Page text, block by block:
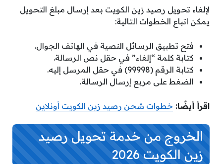
لإلغاء تحويل رصيد زين الكويت بعد إرسال مبلغ التحويل
يمكن اتباع الخطوات التالية:
فتح تطبيق الرسائل النصية في الهاتف الجوال.
كتابة كلمة “إلغاء” في حقل نص الرسالة.
كتابة الرقم (99998) في حقل المرسل إليه.
الضغط على مربع إرسال الرسالة.
اقرأ أيضًا: خطوات شحن رصيد زين الكويت أونلاين
الخروج من خدمة تحويل رصيد
زين الكويت 2026